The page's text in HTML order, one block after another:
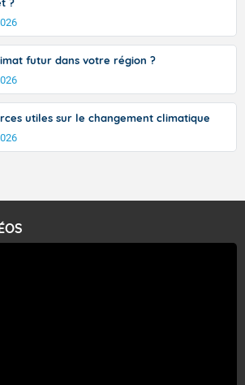
futur dans votre région ?
utiles sur le changement climatique